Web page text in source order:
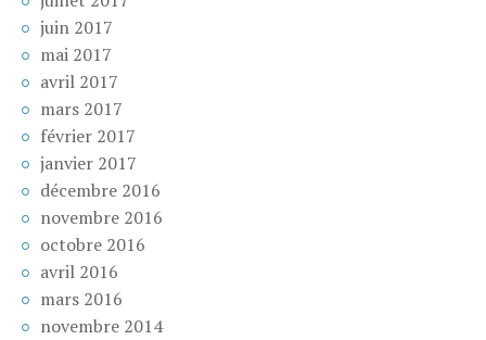
juin 2017
mai 2017
avril 2017
mars 2017
février 2017
janvier 2017
décembre 2016
novembre 2016
octobre 2016
avril 2016
mars 2016
novembre 2014